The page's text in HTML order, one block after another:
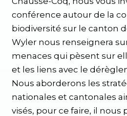
conférence autour de la
biodiversité sur le canton
Wyler nous renseignera
menaces qui pèsent sur
et les liens avec le
Nous aborderons les
nationales et cantonales
visés, pour ce faire, il nous